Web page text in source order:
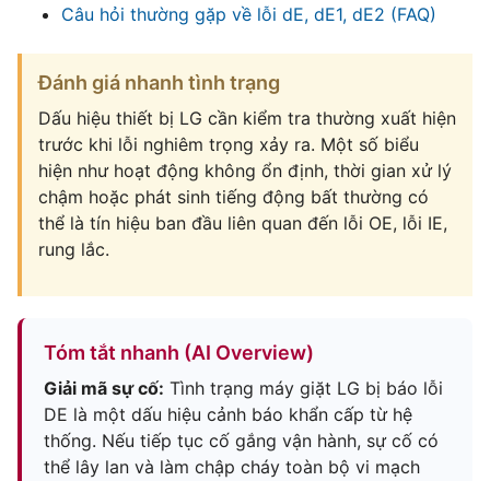
Câu hỏi thường gặp về lỗi dE, dE1, dE2 (FAQ)
Đánh giá nhanh tình trạng
Dấu hiệu thiết bị LG cần kiểm tra thường xuất hiện
trước khi lỗi nghiêm trọng xảy ra. Một số biểu
hiện như hoạt động không ổn định, thời gian xử lý
chậm hoặc phát sinh tiếng động bất thường có
thể là tín hiệu ban đầu liên quan đến lỗi OE, lỗi IE,
rung lắc.
Tóm tắt nhanh (AI Overview)
Giải mã sự cố: Tình trạng máy giặt LG bị báo lỗi
DE là một dấu hiệu cảnh báo khẩn cấp từ hệ
thống. Nếu tiếp tục cố gắng vận hành, sự cố có
thể lây lan và làm chập cháy toàn bộ vi mạch